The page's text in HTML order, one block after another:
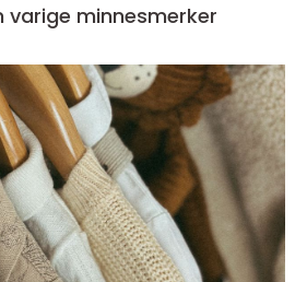
varige minnesmerker